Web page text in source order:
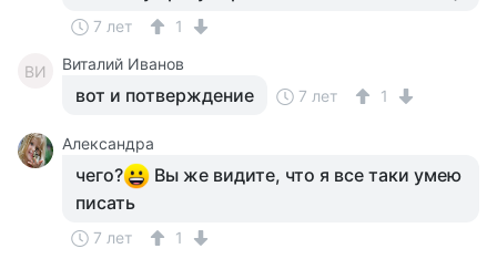
7 лет 1
ВИ Виталий Иванов
вот и потверждение 7 лет 1
Александра
чего?
Вы же видите, что я все таки умею
писать
7 лет 1